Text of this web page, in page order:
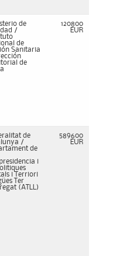
de
/
de
Sanitaria
de
120800
EUR
de
/
de
i
i Terriori
Ter
(ATLL)
589600
EUR